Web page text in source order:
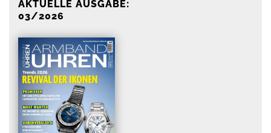
AKTUELLE AUSGABE:
03/2026